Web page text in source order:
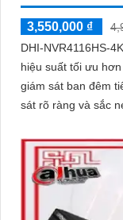
3,550,000 ₫
DHI-NVR4116HS-
hiệu suất tối ưu hơn với
giám sát ban đêm
sát rõ ràng và sắc